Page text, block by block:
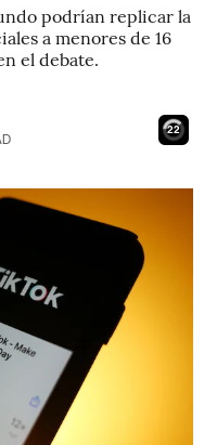
podrían replicar la
a menores de 16
el debate.
21